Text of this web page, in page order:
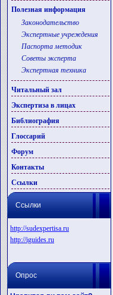
Полезная информация
Законодательство
Экспертные учреждения
Паспорта методик
Советы эксперта
Экспертная техника
Читальный зал
Экспертиза в лицах
Библиография
Глоссарий
Форум
Контакты
Ссылки
Ссылки
http://sudexpertisa.ru
http://iguides.ru
Опрос